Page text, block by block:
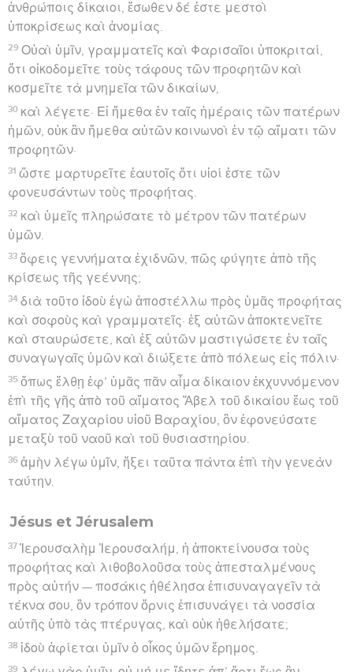
ἀνθρώποις δίκαιοι, ἔσωθεν δέ ἐστε μεστοὶ
ὑποκρίσεως καὶ ἀνομίας.
29 Οὐαὶ ὑμῖν, γραμματεῖς καὶ Φαρισαῖοι ὑποκριταί,
ὅτι οἰκοδομεῖτε τοὺς τάφους τῶν προφητῶν καὶ
κοσμεῖτε τὰ μνημεῖα τῶν δικαίων,
30 καὶ λέγετε· Εἰ ἤμεθα ἐν ταῖς ἡμέραις τῶν πατέρων
ἡμῶν, οὐκ ἂν ἤμεθα αὐτῶν κοινωνοὶ ἐν τῷ αἵματι τῶν
προφητῶν·
31 ὥστε μαρτυρεῖτε ἑαυτοῖς ὅτι υἱοί ἐστε τῶν
φονευσάντων τοὺς προφήτας.
32 καὶ ὑμεῖς πληρώσατε τὸ μέτρον τῶν πατέρων
ὑμῶν.
33 ὄφεις γεννήματα ἐχιδνῶν, πῶς φύγητε ἀπὸ τῆς
κρίσεως τῆς γεέννης;
34 διὰ τοῦτο ἰδοὺ ἐγὼ ἀποστέλλω πρὸς ὑμᾶς προφήτας
καὶ σοφοὺς καὶ γραμματεῖς· ἐξ αὐτῶν ἀποκτενεῖτε
καὶ σταυρώσετε, καὶ ἐξ αὐτῶν μαστιγώσετε ἐν ταῖς
συναγωγαῖς ὑμῶν καὶ διώξετε ἀπὸ πόλεως εἰς πόλιν·
35 ὅπως ἔλθῃ ἐφ’ ὑμᾶς πᾶν αἷμα δίκαιον ἐκχυννόμενον
ἐπὶ τῆς γῆς ἀπὸ τοῦ αἵματος Ἅβελ τοῦ δικαίου ἕως τοῦ
αἵματος Ζαχαρίου υἱοῦ Βαραχίου, ὃν ἐφονεύσατε
μεταξὺ τοῦ ναοῦ καὶ τοῦ θυσιαστηρίου.
36 ἀμὴν λέγω ὑμῖν, ἥξει ταῦτα πάντα ἐπὶ τὴν γενεὰν
ταύτην.
Jésus et Jérusalem
37 Ἰερουσαλὴμ Ἰερουσαλήμ, ἡ ἀποκτείνουσα τοὺς
προφήτας καὶ λιθοβολοῦσα τοὺς ἀπεσταλμένους
πρὸς αὐτήν — ποσάκις ἠθέλησα ἐπισυναγαγεῖν τὰ
τέκνα σου, ὃν τρόπον ὄρνις ἐπισυνάγει τὰ νοσσία
αὐτῆς ὑπὸ τὰς πτέρυγας, καὶ οὐκ ἠθελήσατε;
38 ἰδοὺ ἀφίεται ὑμῖν ὁ οἶκος ὑμῶν ἔρημος.
39